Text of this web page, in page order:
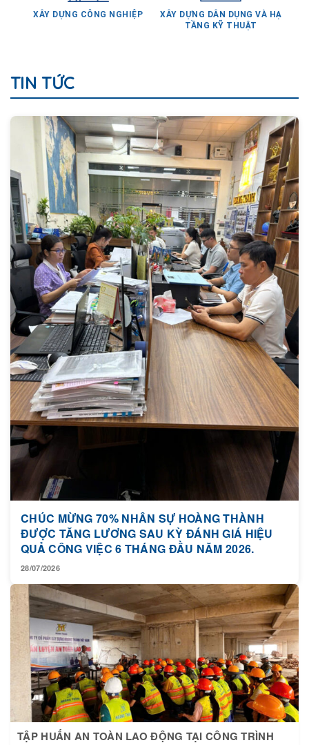
XÂY DỰNG CÔNG NGHIỆP
XÂY DỰNG DÂN DỤNG VÀ HẠ
TẦNG KỸ THUẬT
TIN TỨC
CHÚC MỪNG 70% NHÂN SỰ HOÀNG THÀNH
ĐƯỢC TĂNG LƯƠNG SAU KỲ ĐÁNH GIÁ HIỆU
QUẢ CÔNG VIỆC 6 THÁNG ĐẦU NĂM 2026.
28/07/2026
TẬP HUẤN AN TOÀN LAO ĐỘNG TẠI CÔNG TRÌNH